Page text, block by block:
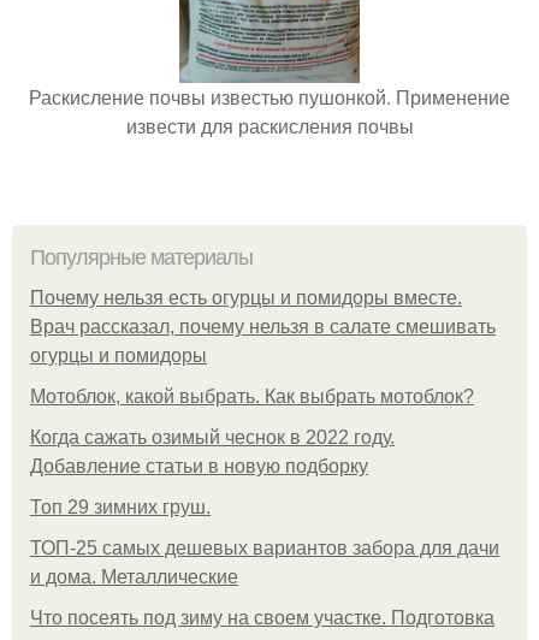
Раскисление почвы известью пушонкой. Применение
извести для раскисления почвы
Популярные материалы
Почему нельзя есть огурцы и помидоры вместе.
Врач рассказал, почему нельзя в салате смешивать
огурцы и помидоры
Мотоблок, какой выбрать. Как выбрать мотоблок?
Когда сажать озимый чеснок в 2022 году.
Добавление статьи в новую подборку
Топ 29 зимних груш.
ТОП-25 самых дешевых вариантов забора для дачи
и дома. Металлические
Что посеять под зиму на своем участке. Подготовка